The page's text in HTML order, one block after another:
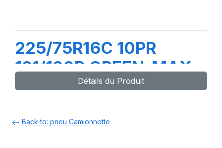
225/75R16C 10PR
121/120R GREEN-MAX
VAN
Détails du Produit
Back to: pneu Camionnette